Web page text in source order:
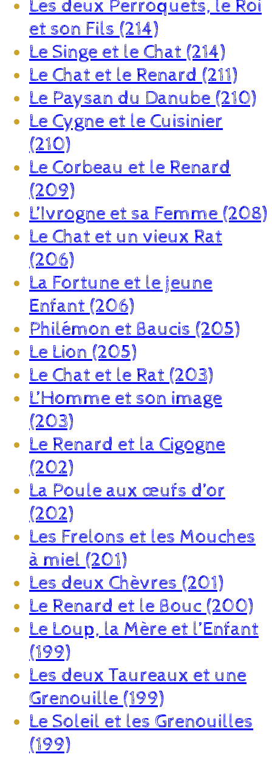
Les deux Perroquets, le Roi
et son Fils (214)
Le Singe et le Chat (214)
Le Chat et le Renard (211)
Le Paysan du Danube (210)
Le Cygne et le Cuisinier
(210)
Le Corbeau et le Renard
(209)
L’Ivrogne et sa Femme (208)
Le Chat et un vieux Rat
(206)
La Fortune et le jeune
Enfant (206)
Philémon et Baucis (205)
Le Lion (205)
Le Chat et le Rat (203)
L’Homme et son image
(203)
Le Renard et la Cigogne
(202)
La Poule aux œufs d’or
(202)
Les Frelons et les Mouches
à miel (201)
Les deux Chèvres (201)
Le Renard et le Bouc (200)
Le Loup, la Mère et l’Enfant
(199)
Les deux Taureaux et une
Grenouille (199)
Le Soleil et les Grenouilles
(199)